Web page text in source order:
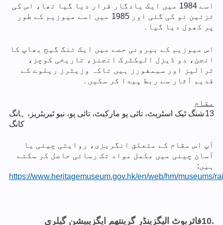
اسے 1984 میں ایک یادگار قرار دیا گیا تھا، اس کی
تزئین نو کی گئی اور 1985 میں اسے میوزیم کے طور
پر کھول دیا گیا۔
اس میوزیم کے بیرونی حصے میں ایک تنگ گیج بھاپ کا
انجن، دو ڈیزل الیکٹرک انجنز، تاریخی کوچز،
ٹرالیز اور سیمفورز ہیں تاکہ وزیٹرز ریلوے کے
قدیم آثار سے ربط پیدا کر سکیں۔
مقام
شنگ ٹیک اسٹریٹ، تائی پو مارکیٹ، تائی پو، نیو ٹیریٹریز، ہانگ
کانگ
13
آپ اس مقام کے متعلق انگریزی، روایتی چینی یا
آسان چینی میں مکمل مواد تک رسائی حاصل کر سکتے
ہیں:
https://www.heritagemuseum.gov.hk/en/web/hm/museums/
فائربوٹ الیگزینڈر گرینتھم ایگزیبیشن گیلری10.